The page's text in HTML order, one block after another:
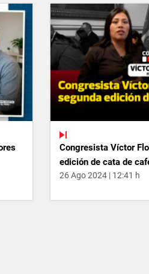
Congresista Víctor
edición de cata de
26 Ago 2024 | 12:41 h